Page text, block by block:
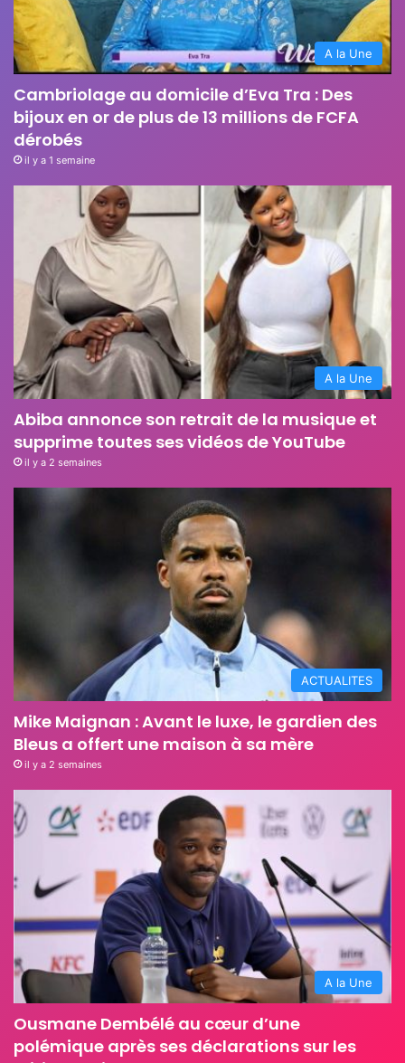
A la Une
Cambriolage au domicile d’Eva Tra : Des
bijoux en or de plus de 13 millions de FCFA
dérobés
il y a 1 semaine
A la Une
Abiba annonce son retrait de la musique et
supprime toutes ses vidéos de YouTube
il y a 2 semaines
ACTUALITES
Mike Maignan : Avant le luxe, le gardien des
Bleus a offert une maison à sa mère
il y a 2 semaines
A la Une
Ousmane Dembélé au cœur d’une
polémique après ses déclarations sur les